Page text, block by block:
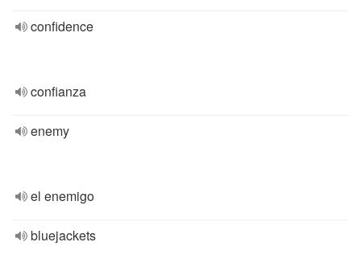
confidence
confianza
enemy
el enemigo
bluejackets